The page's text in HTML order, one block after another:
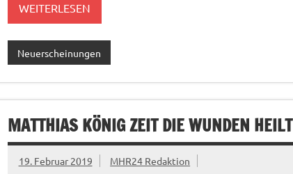
WEITERLESEN
Neuerscheinungen
MATTHIAS KÖNIG ZEIT DIE WUNDEN HEILT
19. Februar 2019 MHR24 Redaktion